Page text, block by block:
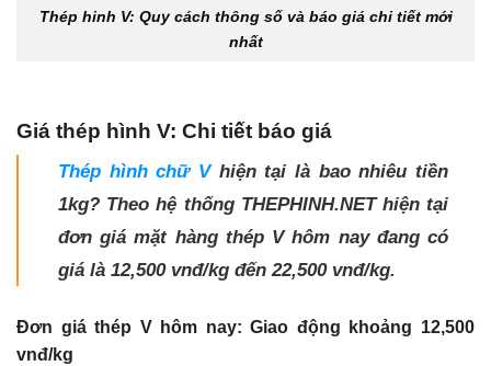
Thép hinh V: Quy cách thông số và báo giá chi tiết mới
nhất
Giá thép hình V: Chi tiết báo giá
Thép hình chữ Vhiện tại là bao nhiêu tiền
1kg? Theo hệ thống THEPHINH.NET hiện tại
đơn giá mặt hàng thép V hôm nay đang có
giá là 12,500 vnđ/kg đến 22,500 vnđ/kg.
Đơn giá thép V hôm nay: Giao động khoảng 12,500
vnđ/kg